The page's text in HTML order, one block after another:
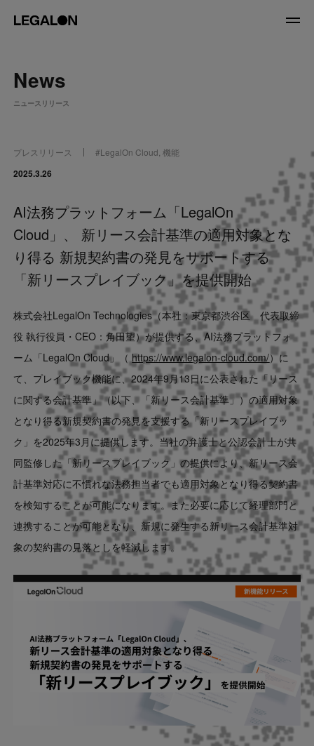
About
Service
News
Recruit
LegalOn Now
Contact
US website
News
ニュースリリース
プレスリリース #LegalOn Cloud ,機能
2025.3.26
AI法務プラットフォーム「LegalOn
Cloud」、 新リース会計基準の適用対象とな
り得る 新規契約書の発見をサポートする
「新リースプレイブック」を提供開始
株式会社LegalOn Technologies（本社：東京都渋谷区 代表取締
役 執行役員・CEO：角田望）が提供する、AI法務プラットフォ
ーム「LegalOn Cloud」（ https://www.legalon-cloud.com/）に
て、プレイブック機能に、2024年9月13日に公表された「リース
に関する会計基準」（以下、「新リース会計基準」）の適用対象
となり得る新規契約書の発見を支援する「新リースプレイブッ
ク」を2025年3月に提供します。当社の弁護士と公認会計士が共
同監修した「新リースプレイブック」の提供により、新リース会
計基準対応に不慣れな法務担当者でも適用対象となり得る契約書
を検知することが可能になります。また必要に応じて経理部門と
連携することが可能となり、新規に発生する新リース会計基準対
象の契約書の見落としを軽減します。